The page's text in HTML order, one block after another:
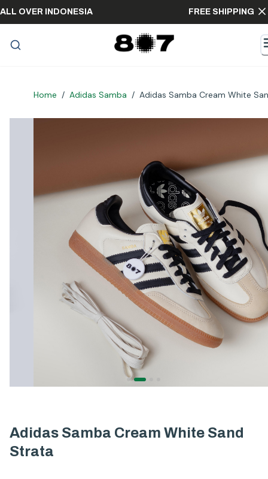
ALL OVER INDONESIA FREE
Home / Adidas Samba / Adidas Samba Cream White
Adidas Samba Cream White Sand
Strata